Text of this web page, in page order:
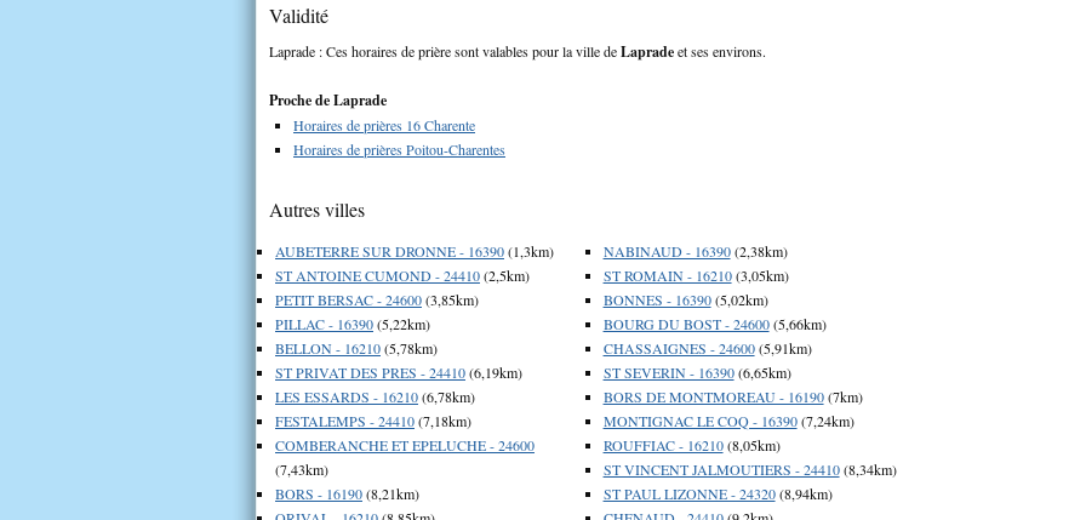
Validité
Laprade : Ces horaires de prière sont valables pour la ville deLapradeet ses environs.
Proche de Laprade
Horaires de prières 16 Charente
Horaires de prières Poitou-Charentes
Autres villes
AUBETERRE SUR DRONNE - 16390(1,3km)
ST ANTOINE CUMOND - 24410(2,5km)
PETIT BERSAC - 24600(3,85km)
PILLAC - 16390(5,22km)
BELLON - 16210(5,78km)
ST PRIVAT DES PRES - 24410(6,19km)
LES ESSARDS - 16210(6,78km)
FESTALEMPS - 24410(7,18km)
COMBERANCHE ET EPELUCHE - 24600
(7,43km)
BORS - 16190(8,21km)
NABINAUD - 16390(2,38km)
ST ROMAIN - 16210(3,05km)
BONNES - 16390(5,02km)
BOURG DU BOST - 24600(5,66km)
CHASSAIGNES - 24600(5,91km)
ST SEVERIN - 16390(6,65km)
BORS DE MONTMOREAU - 16190(7km)
MONTIGNAC LE COQ - 16390(7,24km)
ROUFFIAC - 16210(8,05km)
ST VINCENT JALMOUTIERS - 24410(8,34km)
ST PAUL LIZONNE - 24320(8,94km)